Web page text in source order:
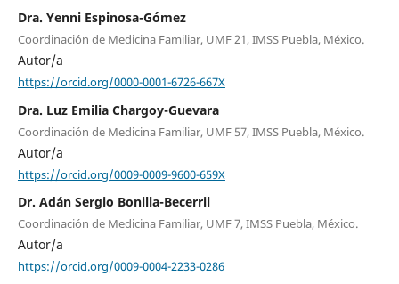
Dra. Yenni Espinosa-Gómez
Coordinación de Medicina Familiar, UMF 21, IMSS Puebla, México.
Autor/a
https://orcid.org/0000-0001-6726-667X
Dra. Luz Emilia Chargoy-Guevara
Coordinación de Medicina Familiar, UMF 57, IMSS Puebla, México.
Autor/a
https://orcid.org/0009-0009-9600-659X
Dr. Adán Sergio Bonilla-Becerril
Coordinación de Medicina Familiar, UMF 7, IMSS Puebla, México.
Autor/a
https://orcid.org/0009-0004-2233-0286